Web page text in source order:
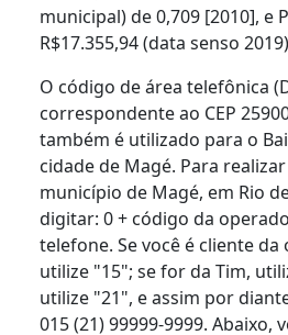
municipal) de 0,709 [2010], e
R$17.355,94 (data senso
O código de área telefônica
correspondente ao CEP
também é utilizado para o
cidade de Magé. Para
município de Magé, em Rio
digitar: 0 + código da
telefone. Se você é cliente da
utilize "15"; se for da Tim,
utilize "21", e assim por
015 (21) 99999-9999. Abaixo,